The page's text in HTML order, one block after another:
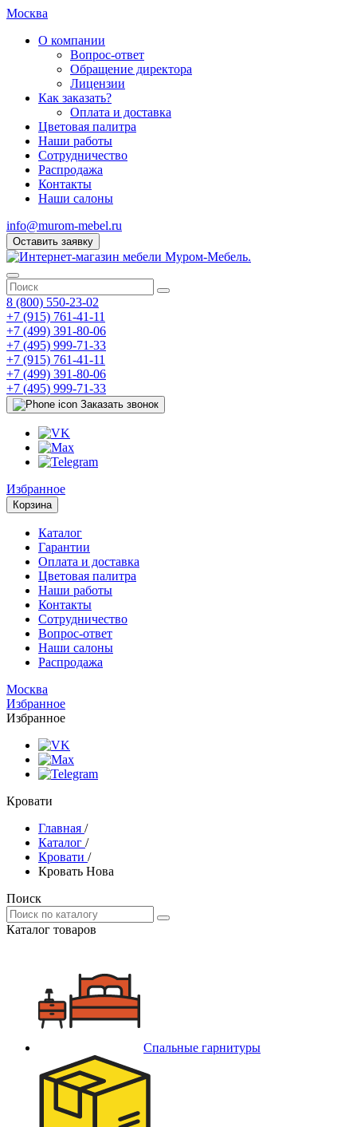
Москва
О компании
Вопрос-ответ
Обращение директора
Лицензии
Как заказать?
Оплата и доставка
Цветовая палитра
Наши работы
Сотрудничество
Распродажа
Контакты
Наши салоны
info@murom-mebel.ru
Оставить заявку
8 (800) 550-23-02
+7 (915) 761-41-11
+7 (499) 391-80-06
+7 (495) 999-71-33
+7 (915) 761-41-11
+7 (499) 391-80-06
+7 (495) 999-71-33
Заказать звонок
Избранное
Корзина
Каталог
Гарантии
Оплата и доставка
Цветовая палитра
Наши работы
Контакты
Сотрудничество
Вопрос-ответ
Наши салоны
Распродажа
Москва
Избранное
Избранное
Кровати
Главная /
Каталог /
Кровати /
Кровать Нова
Поиск
Каталог товаров
Спальные гарнитуры